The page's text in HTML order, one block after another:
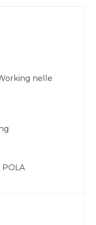
nelle
POLA